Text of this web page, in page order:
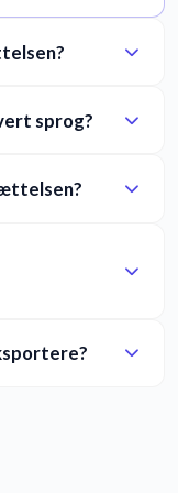
sprog?